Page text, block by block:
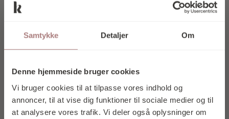
Samtykke Detaljer Om
Denne hjemmeside bruger cookies
Vi bruger cookies til at tilpasse vores indhold og
annoncer, til at vise dig funktioner til sociale medier og til
at analysere vores trafik. Vi deler også oplysninger om
TILMELD DIG
VORES
NYHEDSBREV
OG FÅ 10% I
RABAT PÅ DIT
FØRSTE KØB